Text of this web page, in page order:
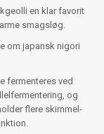
en klar favorit
smagsløg.
om japansk nigori
fermenteres ved
og
flere skimmel-